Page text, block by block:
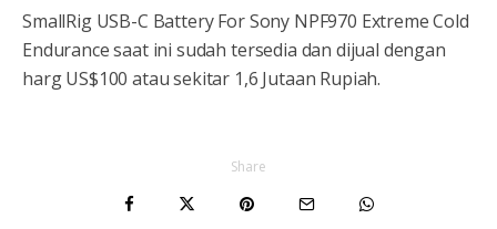
SmallRig USB-C Battery For Sony NPF970 Extreme Cold
Endurance saat ini sudah tersedia dan dijual dengan
harg US$100 atau sekitar 1,6 Jutaan Rupiah.
Share